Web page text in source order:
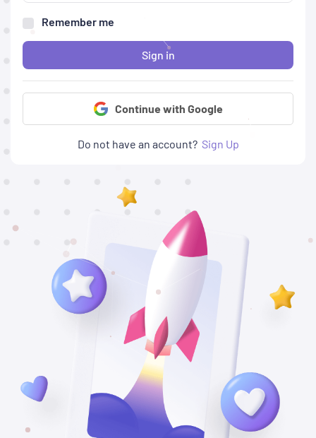
Remember me
Sign in
Continue with Google
Do not have an account? Sign Up